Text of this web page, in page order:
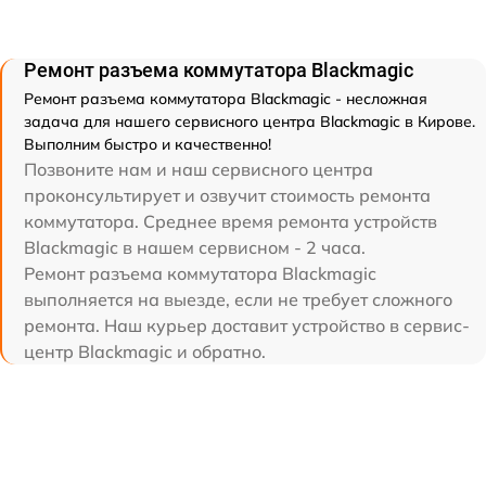
Ремонт разъема коммутатора Blackmagic
Ремонт разъема коммутатора Blackmagic - несложная
задача для нашего сервисного центра Blackmagic в Кирове.
Выполним быстро и качественно!
Позвоните нам и наш сервисного центра
проконсультирует и озвучит стоимость ремонта
коммутатора. Среднее время ремонта устройств
Blackmagic в нашем сервисном - 2 часа.
Ремонт разъема коммутатора Blackmagic
выполняется на выезде, если не требует сложного
ремонта. Наш курьер доставит устройство в сервис-
центр Blackmagic и обратно.